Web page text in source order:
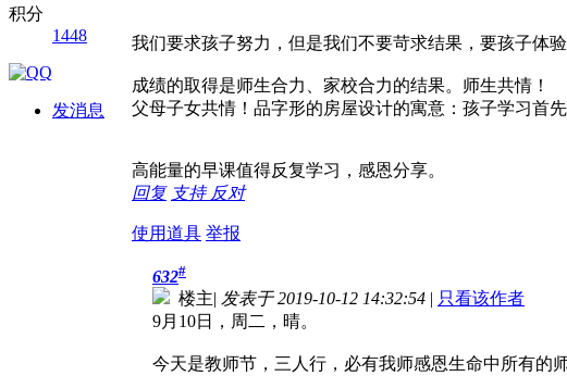
积分
1448
发消息
我们要求孩子努力，但是我们不要苛求结果，要孩子体
成绩的取得是师生合力、家校合力的结果。师生共情！
父母子女共情！品字形的房屋设计的寓意：孩子学习首
高能量的早课值得反复学习，感恩分享。
回复 支持 反对
使用道具 举报
632#
楼主| 发表于 2019-10-12 14:32:54 | 只看该作者
9月10日，周二，晴。
今天是教师节，三人行，必有我师感恩生命中所有的